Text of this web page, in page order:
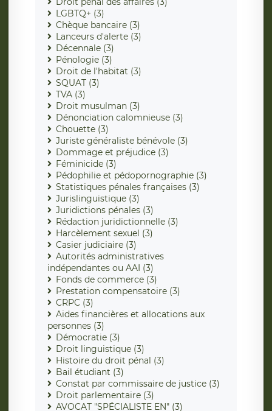
LGBTQ+ (3)
Chèque bancaire (3)
Lanceurs d'alerte (3)
Décennale (3)
Pénologie (3)
Droit de l'habitat (3)
SQUAT (3)
TVA (3)
Droit musulman (3)
Dénonciation calomnieuse (3)
Chouette (3)
Juriste généraliste bénévole (3)
Dommage et préjudice (3)
Féminicide (3)
Pédophilie et pédopornographie (3)
Statistiques pénales françaises (3)
Jurislinguistique (3)
Juridictions pénales (3)
Rédaction juridictionnelle (3)
Harcèlement sexuel (3)
Casier judiciaire (3)
Autorités administratives
indépendantes ou AAI (3)
Fonds de commerce (3)
Prestation compensatoire (3)
CRPC (3)
Aides financières et allocations aux
personnes (3)
Démocratie (3)
Droit linguistique (3)
Histoire du droit pénal (3)
Bail étudiant (3)
Constat par commissaire de justice (3)
Droit parlementaire (3)
AVOCAT "SPÉCIALISTE EN" (3)